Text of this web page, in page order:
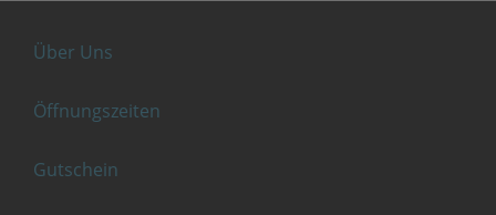
Über Uns
Öffnungszeiten
Gutschein